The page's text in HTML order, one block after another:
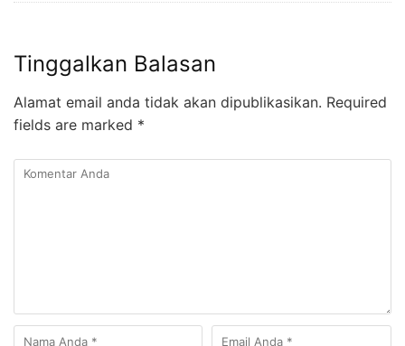
Tinggalkan Balasan
Alamat email anda tidak akan dipublikasikan. Required
fields are marked *